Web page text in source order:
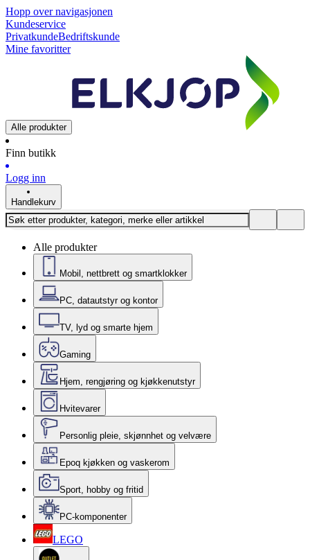
Hopp over navigasjonen
Kundeservice
PrivatkundeBedriftskunde
Mine favoritter
Alle produkter
Finn butikk
Logg inn
Handlekurv
Alle produkter
Mobil, nettbrett og smartklokker
PC, datautstyr og kontor
TV, lyd og smarte hjem
Gaming
Hjem, rengjøring og kjøkkenutstyr
Hvitevarer
Personlig pleie, skjønnhet og velvære
Epoq kjøkken og vaskerom
Sport, hobby og fritid
PC-komponenter
LEGO